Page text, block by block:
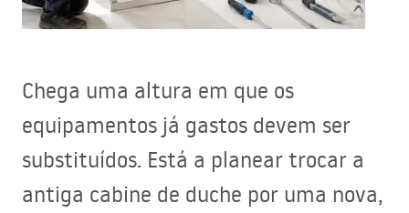
Chega uma altura em que os
equipamentos já gastos devem ser
substituídos. Está a planear trocar a
antiga cabine de duche por uma nova,